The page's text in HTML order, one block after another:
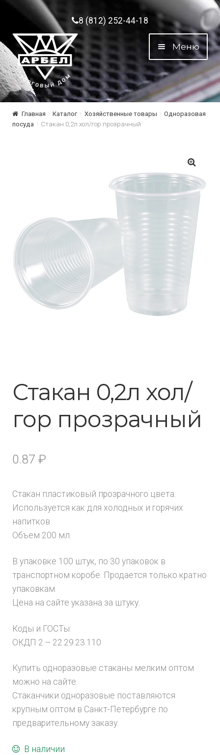
Перейти к навигации
Перейти к содержимому8 (812) 252-44-18
Меню
Главная Каталог Хозяйственные товары
Одноразовая
посуда
Стакан 0,2л хол/гор прозрачный
🔍
Стакан 0,2л хол/
гор прозрачный
0.87 ₽
Стакан пластиковый прозрачного цвета.
Используется как для холодных и горячих
напитков.
Объем 200 мл.
В упаковке 100 штук, по 30 упаковок в
транспортном коробе. Продается только кратно
упаковкам.
Цена на сайте указана за штуку.
Коды и ГОСТы:
ОКДП 2 – 22.29.23.110
Купить одноразовые стаканы мелким оптом
можно на сайте.
Стаканчики одноразовые поставляются
крупным оптом в Санкт-Петербурге по
предварительному заказу.
В наличии